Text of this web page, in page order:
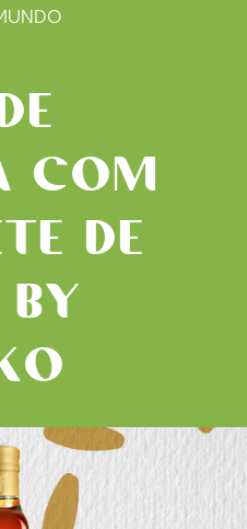
COM
DE
BY